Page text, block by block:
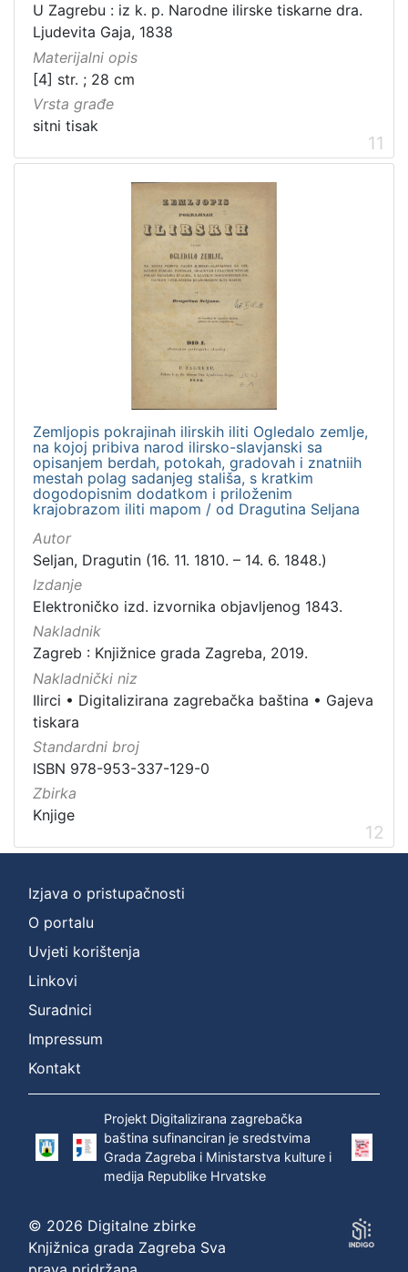
U Zagrebu : iz k. p. Narodne ilirske tiskarne dra.
Ljudevita Gaja, 1838
Materijalni opis
[4] str. ; 28 cm
Vrsta građe
sitni tisak
11
Zemljopis pokrajinah ilirskih iliti Ogledalo zemlje,
na kojoj pribiva narod ilirsko-slavjanski sa
opisanjem berdah, potokah, gradovah i znatniih
mestah polag sadanjeg stališa, s kratkim
dogodopisnim dodatkom i priloženim
krajobrazom iliti mapom / od Dragutina Seljana
Autor
Seljan, Dragutin (16. 11. 1810. – 14. 6. 1848.)
Izdanje
Elektroničko izd. izvornika objavljenog 1843.
Nakladnik
Zagreb : Knjižnice grada Zagreba, 2019.
Nakladnički niz
Ilirci • Digitalizirana zagrebačka baština • Gajeva
tiskara
Standardni broj
ISBN 978-953-337-129-0
Zbirka
Knjige
12
Izjava o pristupačnosti
O portalu
Uvjeti korištenja
Linkovi
Suradnici
Impressum
Kontakt
Projekt Digitalizirana zagrebačka
baština sufinanciran je sredstvima
Grada Zagreba i Ministarstva kulture i
medija Republike Hrvatske
© 2026 Digitalne zbirke
Knjižnica grada Zagreba Sva